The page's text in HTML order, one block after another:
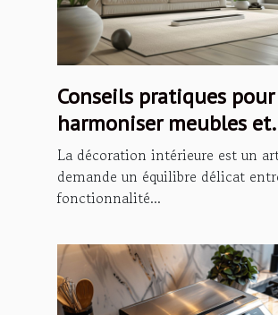
Conseils pratiques pour
harmoniser meubles et
décoration intérieure
La décoration intérieure est un
demande un équilibre délicat
fonctionnalité...